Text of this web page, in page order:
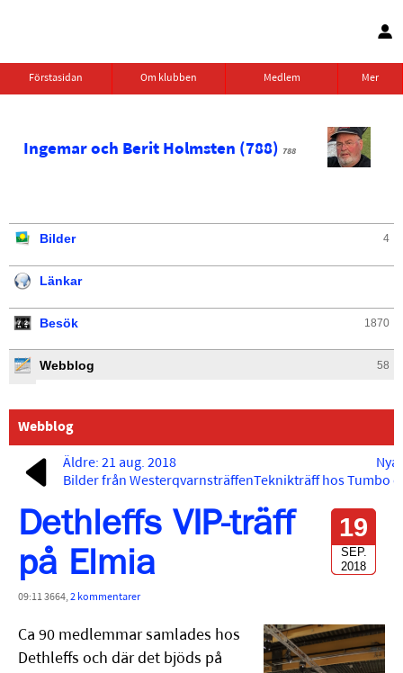
Förstasidan Om klubben Medlem Mer
Ingemar och Berit Holmsten (788) 788
4
Bilder
Länkar
1870
Besök
58
Webblog
Webblog
Äldre: 21 aug. 2018
Bilder från WesterqvarnsträffenTeknikträff hos Tumbo
19
SEP.
2018
Dethleffs VIP-träff
på Elmia
09:11 3664,2 kommentarer
Ca 90 medlemmar samlades hos
Dethleffs och där det bjöds på